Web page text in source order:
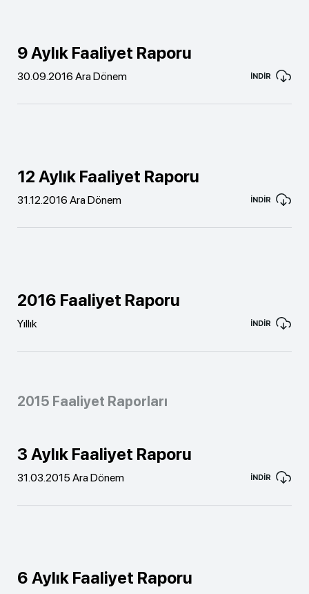
9 Aylık Faaliyet Raporu
30.09.2016 Ara Dönem İNDİR
12 Aylık Faaliyet Raporu
31.12.2016 Ara Dönem İNDİR
2016 Faaliyet Raporu
Yıllık İNDİR
2015 Faaliyet Raporları
3 Aylık Faaliyet Raporu
31.03.2015 Ara Dönem İNDİR
6 Aylık Faaliyet Raporu